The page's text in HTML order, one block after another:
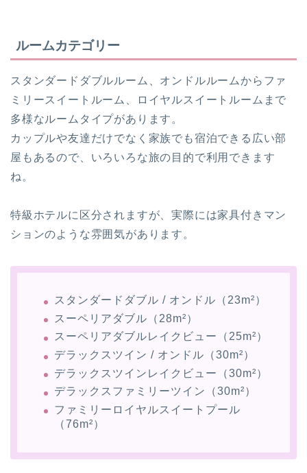
ルームカテゴリー
スタンダードダブルルーム、オンドルルームからファ
ミリースイートルーム、ロイヤルスイートルームまで
多様なルームタイプがあります。
カップルや友達だけでなく家族でも宿泊できる広い部
屋もあるので、いろいろな旅の目的で利用できます
ね。
特級ホテルに区分されますが、実際には家具付きマン
ションのような雰囲気があります。
スタンダードダブル / オンドル（23m²）
スーペリアダブル（28m²）
スーペリアダブルレイクビュー（25m²）
デラックスツイン / オンドル（30m²）
デラックスツインレイクビュー（30m²）
デラックスファミリーツイン（30m²）
ファミリーロイヤルスイートプール
（76m²）